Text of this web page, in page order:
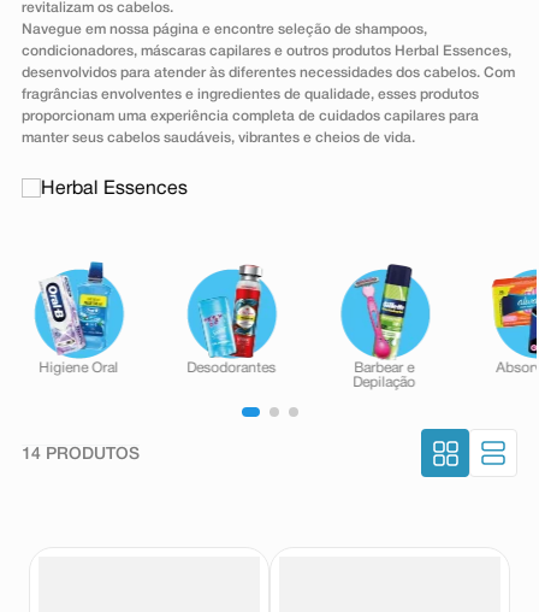
6º desodorante
7º esmalte
8º teste gravidez
9º absorvente
10ºshampoo
revitalizam os cabelos.
Navegue em nossa página e encontre seleção de shampoos,
condicionadores, máscaras capilares e outros produtos Herbal Essences,
desenvolvidos para atender às diferentes necessidades dos cabelos. Com
fragrâncias envolventes e ingredientes de qualidade, esses produtos
proporcionam uma experiência completa de cuidados capilares para
manter seus cabelos saudáveis, vibrantes e cheios de vida.
14 PRODUTOS